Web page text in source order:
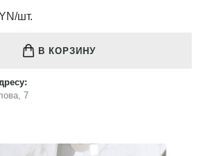
шт.
В КОРЗИНУ
7